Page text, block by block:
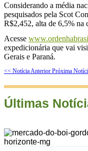
Considerando a média
pesquisados pela Scot
R$2,452, alta de 6,5% na
Acesse
expedicionária que vai
Gerais e Paraná.
<< Notícia Anterior Próxima
Últimas